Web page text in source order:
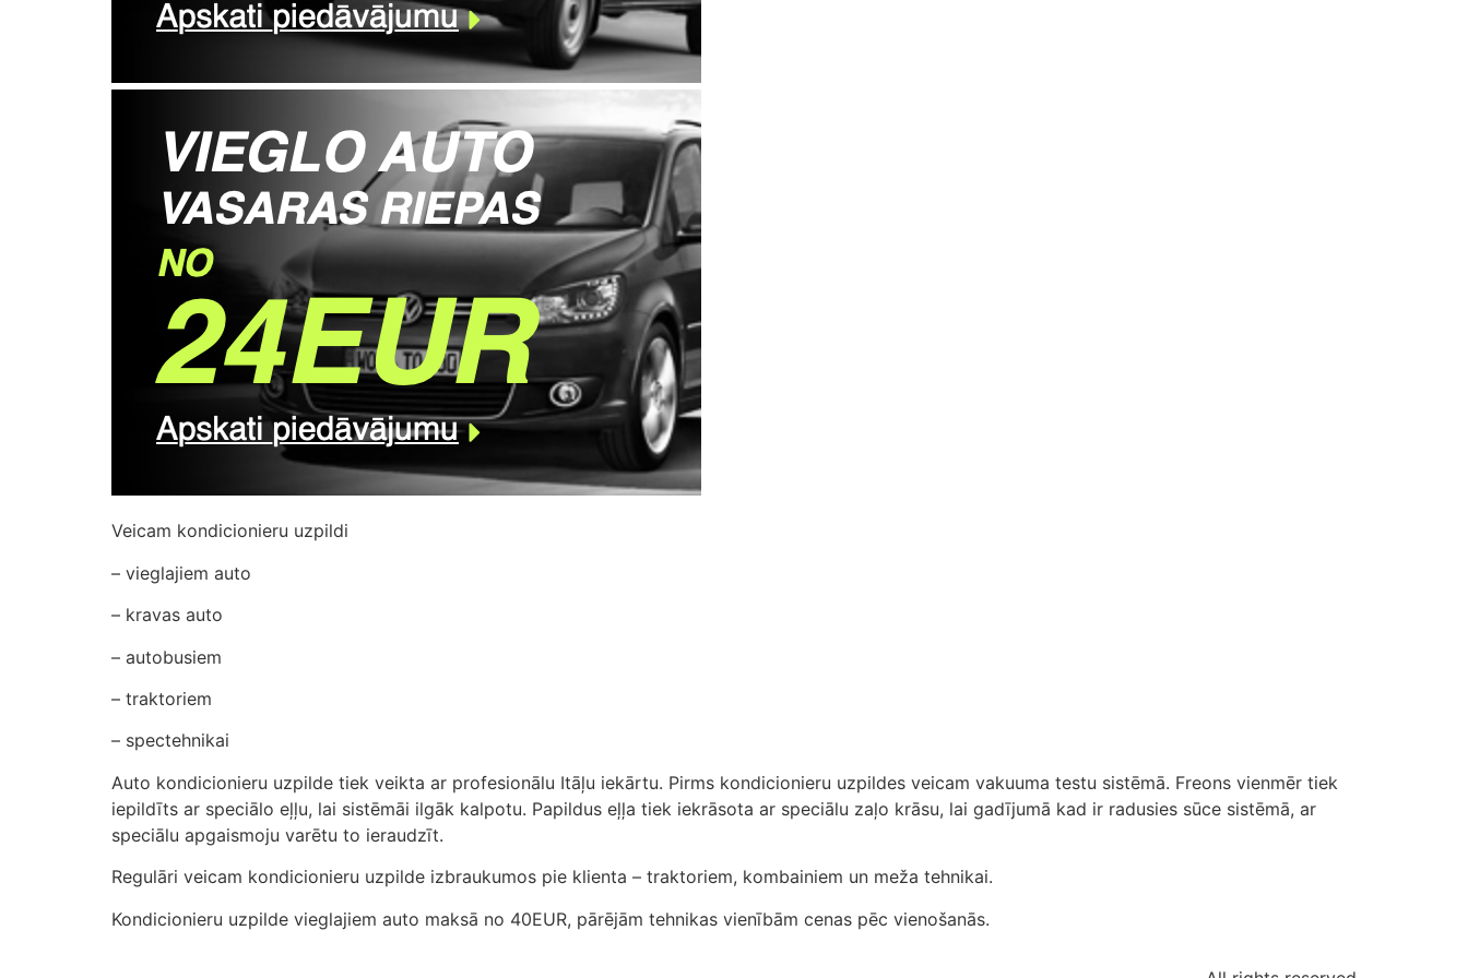
Veicam kondicionieru uzpildi
– vieglajiem auto
– kravas auto
– autobusiem
– traktoriem
– spectehnikai
Auto kondicionieru uzpilde tiek veikta ar profesionālu Itāļu iekārtu. Pirms kondicionieru uzpildes veicam vakuuma testu sistēmā. Freons vienmēr tiek
iepildīts ar speciālo eļļu, lai sistēmāi ilgāk kalpotu. Papildus eļļa tiek iekrāsota ar speciālu zaļo krāsu, lai gadījumā kad ir radusies sūce sistēmā, ar
speciālu apgaismoju varētu to ieraudzīt.
Regulāri veicam kondicionieru uzpilde izbraukumos pie klienta – traktoriem, kombainiem un meža tehnikai.
Kondicionieru uzpilde vieglajiem auto maksā no 40EUR, pārējām tehnikas vienībām cenas pēc vienošanās.